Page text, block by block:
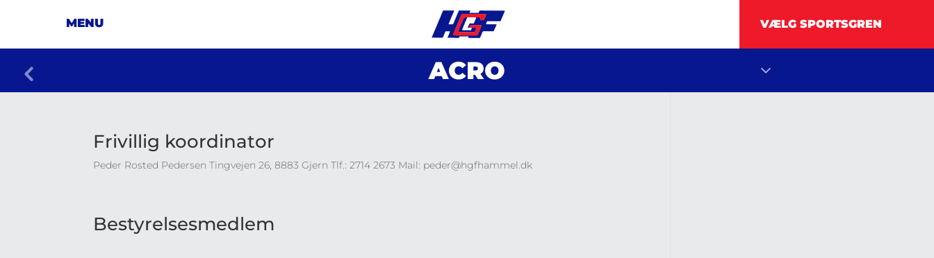
ACRO
Frivillig koordinator
Peder Rosted Pedersen Tingvejen 26, 8883 Gjern Tlf.: 2714 2673 Mail: peder@hgfhammel.dk
Bestyrelsesmedlem